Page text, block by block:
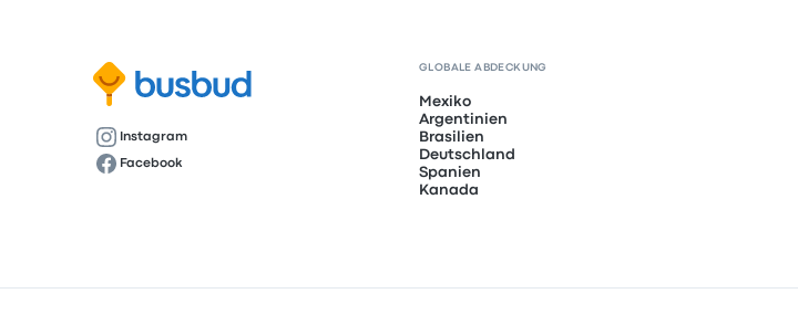
Instagram
Facebook
GLOBALE ABDECKUNG
Mexiko
Argentinien
Brasilien
Deutschland
Spanien
Kanada